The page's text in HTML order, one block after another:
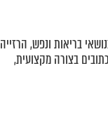
בריאות ונפש,הרזייה
בצורה מקצועית,